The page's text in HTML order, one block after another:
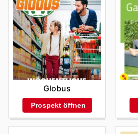
Globus
Prospekt öffnen